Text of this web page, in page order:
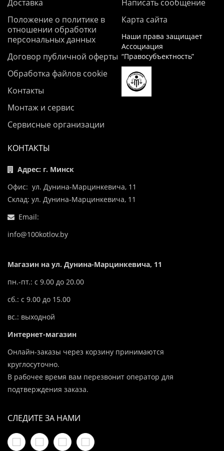
Доставка
Положение о политике в
отношении обработки
персональных данных
Договор публичной оферты
Обработка файлов cookie
Контакты
Монтаж и сервис
Сервисные организации
Написать сообщение
Карта сайта
Наши права защищает
Ассоциация
“Правосубъектность”
КОНТАКТЫ
Адрес: г. Минск
Офис: ул. Дунина-Марцинкевича, 11
Склад: ул. Дунина-Марцинкевича, 11
Email:
info@100kotlov.by
Магазин на ул. Дунина-Марцинкевича, 11
пн.-пт.: с 9.00 до 20.00
сб.: с 9.00 до 15.00
вс.: выходной
Интернет-магазин
Онлайн-заказы через корзину принимаются
круглосуточно.
В рабочее время вам перезвонит оператор для
подтверждения заказа.
СЛЕДИТЕ ЗА НАМИ